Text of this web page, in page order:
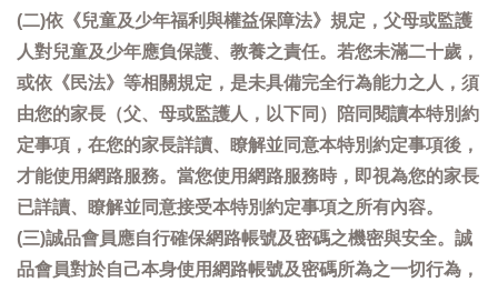
(二)依《兒童及少年福利與權益保障法》規定，父母或監護
人對兒童及少年應負保護、教養之責任。若您未滿二十歲，
或依《民法》等相關規定，是未具備完全行為能力之人，須
由您的家長（父、母或監護人，以下同）陪同閱讀本特別約
定事項，在您的家長詳讀、瞭解並同意本特別約定事項後，
才能使用網路服務。當您使用網路服務時，即視為您的家長
已詳讀、瞭解並同意接受本特別約定事項之所有內容。
(三)誠品會員應自行確保網路帳號及密碼之機密與安全。誠
品會員對於自己本身使用網路帳號及密碼所為之一切行為，